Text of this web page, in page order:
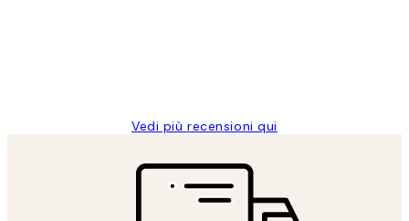
Vedi più recensioni qui